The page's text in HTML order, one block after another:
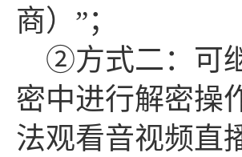
商）”；
②方式二：可
密中进行解密操
法观看音视频直